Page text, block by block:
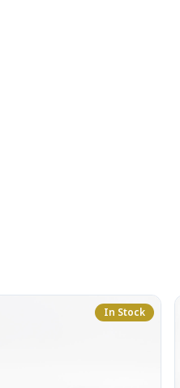
In Stock